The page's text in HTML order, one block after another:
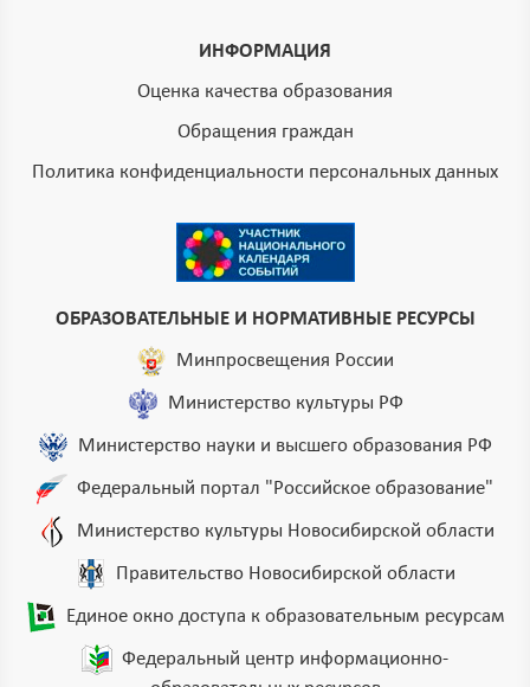
ИНФОРМАЦИЯ
Оценка качества образования
Обращения граждан
Политика конфиденциальности персональных данных
ОБРАЗОВАТЕЛЬНЫЕ И НОРМАТИВНЫЕ РЕСУРСЫ
Минпросвещения России
Министерство культуры РФ
Министерство науки и высшего образования РФ
Федеральный портал "Российское образование"
Министерство культуры Новосибирской области
Правительство Новосибирской области
Единое окно доступа к образовательным ресурсам
Федеральный центр информационно-